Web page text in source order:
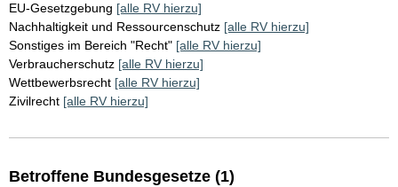
EU-Gesetzgebung [alle RV hierzu]
Nachhaltigkeit und Ressourcenschutz [alle RV hierzu]
Sonstiges im Bereich "Recht" [alle RV hierzu]
Verbraucherschutz [alle RV hierzu]
Wettbewerbsrecht [alle RV hierzu]
Zivilrecht [alle RV hierzu]
Betroffene Bundesgesetze (1)